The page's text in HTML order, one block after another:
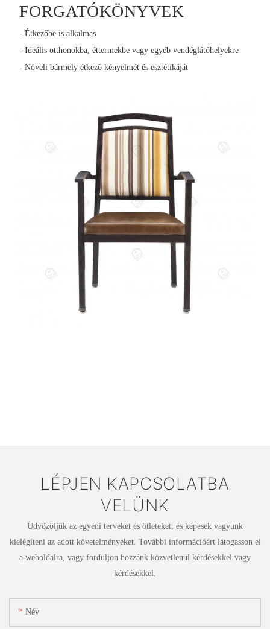
FORGATÓKÖNYVEK
- Étkezőbe is alkalmas
- Ideális otthonokba, éttermekbe vagy egyéb vendéglátóhelyekre
- Növeli bármely étkező kényelmét és esztétikáját
LÉPJEN KAPCSOLATBA
VELÜNK
Üdvözöljük az egyéni terveket és ötleteket, és képesek vagyunk
kielégíteni az adott követelményeket. További információért látogasson el
a weboldalra, vagy forduljon hozzánk közvetlenül kérdésekkel vagy
kérdésekkel.
Név